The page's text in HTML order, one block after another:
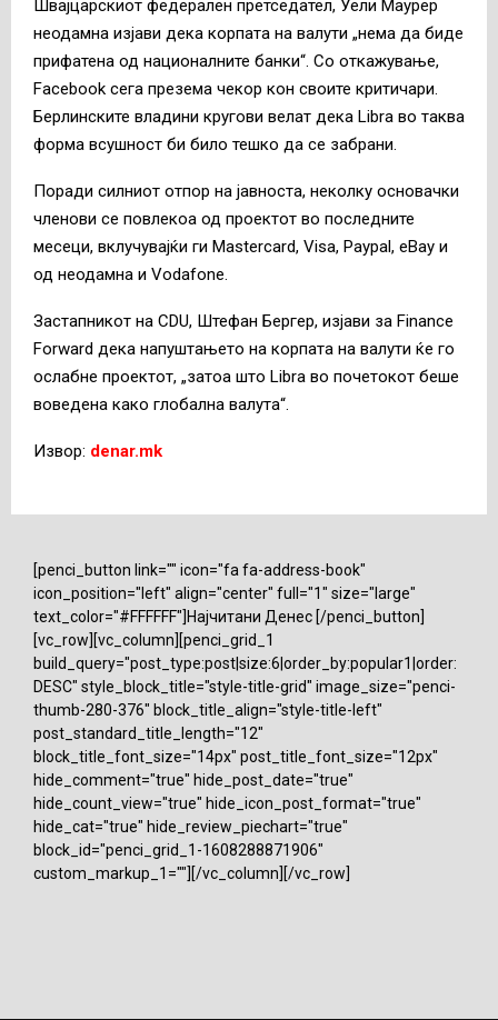
Швајцарскиот федерален претседател, Уели Маурер
неодамна изјави дека корпата на валути „нема да биде
прифатена од националните банки“. Со откажување,
Facebook сега презема чекор кон своите критичари.
Берлинските владини кругови велат дека Libra во таква
форма всушност би било тешко да се забрани.
Поради силниот отпор на јавноста, неколку основачки
членови се повлекоа од проектот во последните
месеци, вклучувајќи ги Mastercard, Visa, Paypal, eBay и
од неодамна и Vodafone.
Застапникот на CDU, Штефан Бергер, изјави за Finance
Forward дека напуштањето на корпата на валути ќе го
ослабне проектот, „затоа што Libra во почетокот беше
воведена како глобална валута“.
Извор: denar.mk
[penci_button link="" icon="fa fa-address-book"
icon_position="left" align="center" full="1" size="large"
text_color="#FFFFFF"]Најчитани Денес [/penci_button]
[vc_row][vc_column][penci_grid_1
build_query="post_type:post|size:6|order_by:popular1|order:
DESC" style_block_title="style-title-grid" image_size="penci-
thumb-280-376" block_title_align="style-title-left"
post_standard_title_length="12"
block_title_font_size="14px" post_title_font_size="12px"
hide_comment="true" hide_post_date="true"
hide_count_view="true" hide_icon_post_format="true"
hide_cat="true" hide_review_piechart="true"
block_id="penci_grid_1-1608288871906"
custom_markup_1=""][/vc_column][/vc_row]